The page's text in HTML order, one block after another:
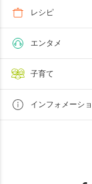
レシピ
エンタメ
子育て
インフォメーシ